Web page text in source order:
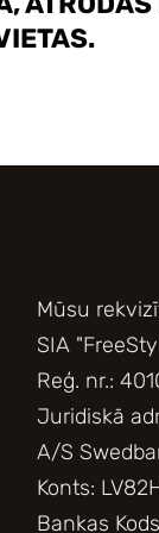
Mūsu
SIA
Reģ. nr.:
Juridiskā
A/S
Konts:
Bankas